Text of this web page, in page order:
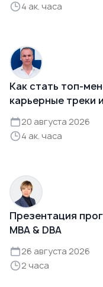
4 ак. часа
Как стать топ-
карьерные треки
20 августа 2026
4 ак. часа
Презентация
MBA & DBA
26 августа 2026
2 часа